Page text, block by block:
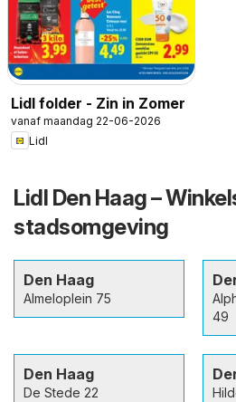
Lidl folder - Zin in Zomer
vanaf maandag 22-06-2026
Lidl
Lidl Den Haag –
stadsomgeving
Den Haag
Almeloplein 75
49
Den Haag
De Stede 22